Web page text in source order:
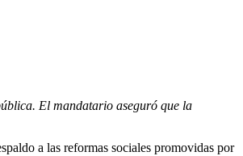
El mandatario aseguró que la
a las reformas sociales promovidas por